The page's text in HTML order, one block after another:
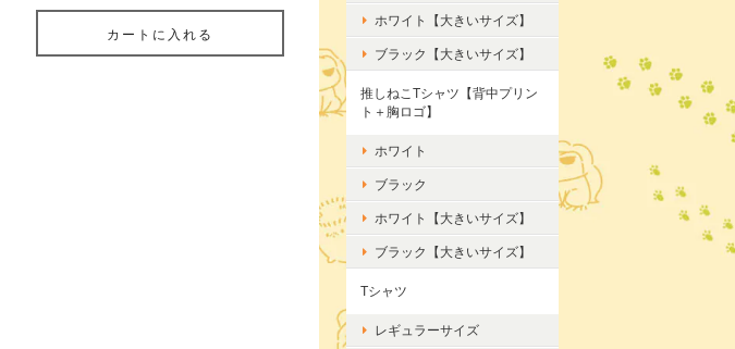
カートに入れる
ホワイト【大きいサイズ】
ブラック【大きいサイズ】
推しねこTシャツ【背中プリン
ト＋胸ロゴ】
ホワイト
ブラック
ホワイト【大きいサイズ】
ブラック【大きいサイズ】
Tシャツ
レギュラーサイズ